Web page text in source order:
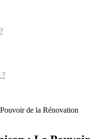
?
de la Rénovation